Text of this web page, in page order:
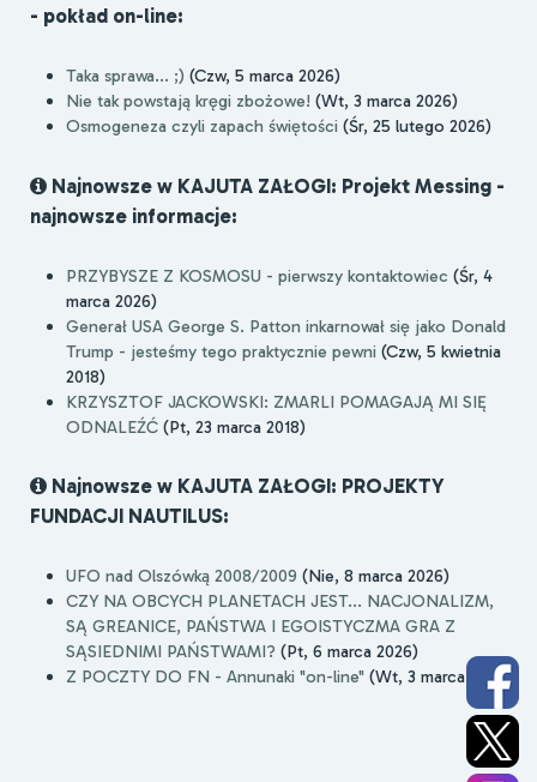
- pokład on-line:
Taka sprawa... ;) (Czw, 5 marca 2026)
Nie tak powstają kręgi zbożowe! (Wt, 3 marca 2026)
Osmogeneza czyli zapach świętości (Śr, 25 lutego 2026)
Najnowsze w KAJUTA ZAŁOGI: Projekt Messing -
najnowsze informacje:
PRZYBYSZE Z KOSMOSU - pierwszy kontaktowiec (Śr, 4
marca 2026)
Generał USA George S. Patton inkarnował się jako Donald
Trump - jesteśmy tego praktycznie pewni (Czw, 5 kwietnia
2018)
KRZYSZTOF JACKOWSKI: ZMARLI POMAGAJĄ MI SIĘ
ODNALEŹĆ (Pt, 23 marca 2018)
Najnowsze w KAJUTA ZAŁOGI: PROJEKTY
FUNDACJI NAUTILUS:
UFO nad Olszówką 2008/2009 (Nie, 8 marca 2026)
CZY NA OBCYCH PLANETACH JEST... NACJONALIZM,
SĄ GREANICE, PAŃSTWA I EGOISTYCZMA GRA Z
SĄSIEDNIMI PAŃSTWAMI? (Pt, 6 marca 2026)
Z POCZTY DO FN - Annunaki "on-line" (Wt, 3 marca 2026)